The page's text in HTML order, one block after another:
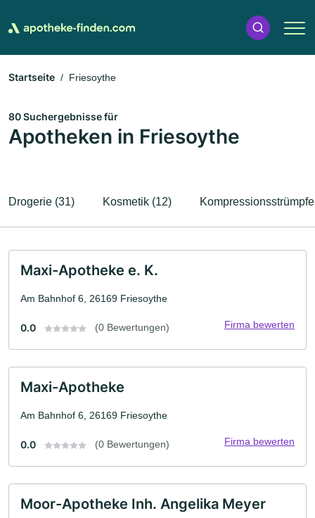
Startseite Friesoythe
80 Suchergebnisse für
Apotheken in Friesoythe
Drogerie (31) Kosmetik (12)
Maxi-Apotheke e. K.
Am Bahnhof 6, 26169 Friesoythe
0.0 (0 Bewertungen) Firma bewerten
Maxi-Apotheke
Am Bahnhof 6, 26169 Friesoythe
0.0 (0 Bewertungen) Firma bewerten
Moor-Apotheke Inh. Angelika Meyer